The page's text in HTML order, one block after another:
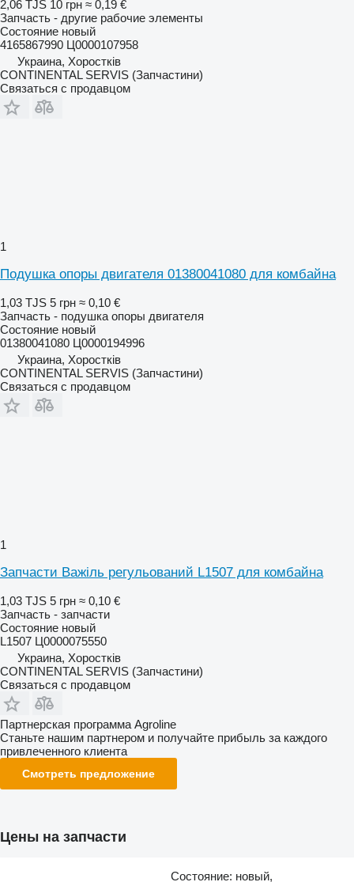
2,06 TJS 10 грн ≈ 0,19 €
Запчасть - другие рабочие элементы
Состояние новый
4165867990 Ц0000107958
Украина, Хоростків
CONTINENTAL SERVIS (Запчастини)
Связаться с продавцом
1
Подушка опоры двигателя 01380041080 для комбайна
1,03 TJS 5 грн ≈ 0,10 €
Запчасть - подушка опоры двигателя
Состояние новый
01380041080 Ц0000194996
Украина, Хоростків
CONTINENTAL SERVIS (Запчастини)
Связаться с продавцом
1
Запчасти Важіль регульований L1507 для комбайна
1,03 TJS 5 грн ≈ 0,10 €
Запчасть - запчасти
Состояние новый
L1507 Ц0000075550
Украина, Хоростків
CONTINENTAL SERVIS (Запчастини)
Связаться с продавцом
Партнерская программа Agroline
Станьте нашим партнером и получайте прибыль за каждого
привлеченного клиента
Смотреть предложение
Цены на запчасти
Состояние: новый,